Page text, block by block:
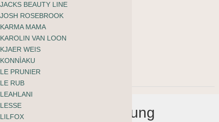
Vorrätig
Team
Dr.
Joseph
Cooling
Leg
Relief
-
In den Warenkorb
Beschreibung
JACKS BEAUTY LINE
JOSH ROSEBROOK
KARMA MAMA
KAROLIN VAN LOON
KJAER WEIS
KONNÌAKU
LE PRUNIER
LE RUB
LEAHLANI
LESSE
LILFOX